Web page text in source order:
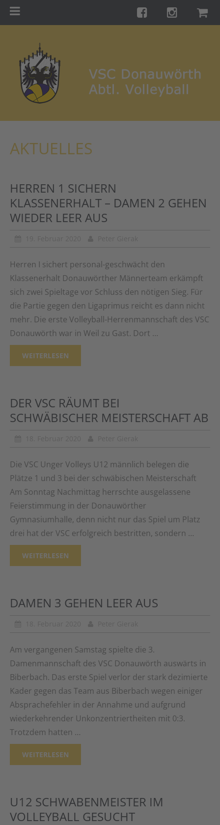
Training
Turniere
Kontakt
Shop
AKTUELLES
HERREN 1 SICHERN
KLASSENERHALT – DAMEN 2 GEHEN
WIEDER LEER AUS
Herren I sichert personal-geschwächt den
Klassenerhalt Donauwörther Männerteam erkämpft
sich zwei Spieltage vor Schluss den nötigen Sieg. Für
die Partie gegen den Ligaprimus reicht es dann nicht
mehr. Die erste Volleyball-Herrenmannschaft des VSC
Donauwörth war in Weil zu Gast. Dort …
WEITERLESEN
DER VSC RÄUMT BEI
SCHWÄBISCHER MEISTERSCHAFT AB
Die VSC Unger Volleys U12 männlich belegen die
Plätze 1 und 3 bei der schwäbischen Meisterschaft
Am Sonntag Nachmittag herrschte ausgelassene
Feierstimmung in der Donauwörther
Gymnasiumhalle, denn nicht nur das Spiel um Platz
drei hat der VSC erfolgreich bestritten, sondern …
WEITERLESEN
DAMEN 3 GEHEN LEER AUS
Am vergangenen Samstag spielte die 3.
Damenmannschaft des VSC Donauwörth auswärts in
Biberbach. Das erste Spiel verlor der stark dezimierte
Kader gegen das Team aus Biberbach wegen einiger
Absprachefehler in der Annahme und aufgrund
wiederkehrender Unkonzentriertheiten mit 0:3.
Trotzdem hatten …
WEITERLESEN
U12 SCHWABENMEISTER IM
VOLLEYBALL GESUCHT